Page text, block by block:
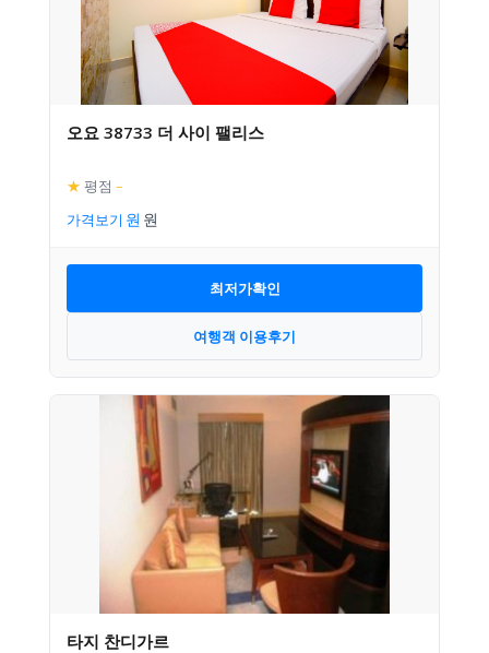
오요 38733 더 사이 팰리스
★ 평점 –
가격보기
최저가확인
여행객 이용후기
타지 찬디가르